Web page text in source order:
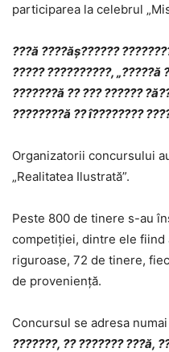
participarea la celebrul
???ă ????ăș??????
????? ??????????, „?????ă
???????ă ?? ??? ??????
????????ă ?? î????????
Organizatorii concursului
„Realitatea Ilustrată”.
Peste 800 de tinere s-au
competiţiei, dintre ele fiind
riguroase, 72 de tinere,
de provenienţă.
Concursul se adresa
???????, ?? ??????? ???ă,